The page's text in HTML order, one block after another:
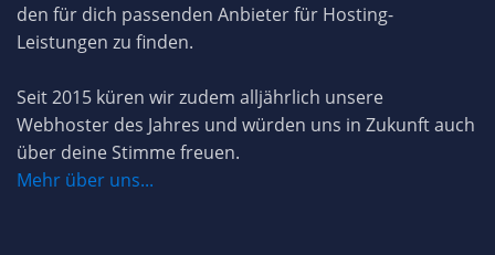
den für dich passenden Anbieter für Hosting-
Leistungen zu finden.
Seit 2015 küren wir zudem alljährlich unsere
Webhoster des Jahres und würden uns in Zukunft auch
über deine Stimme freuen.
Mehr über uns...